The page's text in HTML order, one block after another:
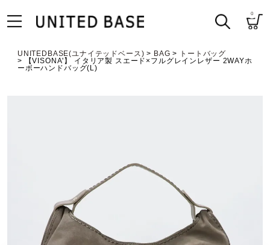
0
UNITEDBASE(ユナイテッドベース) BAG
トートバッグ
【VISONA'】 イタリア製 スエード×フルグレインレザー 2WAYホ
ーボーハンドバッグ(L)